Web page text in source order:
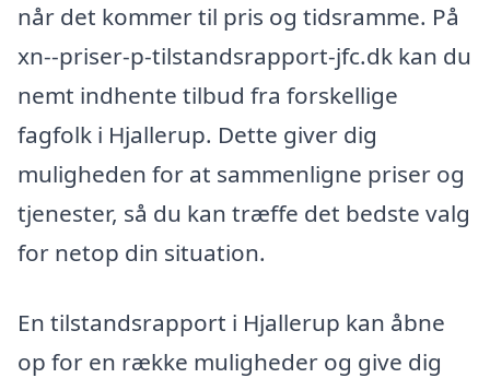
når det kommer til pris og tidsramme. På
xn--priser-p-tilstandsrapport-jfc.dk kan du
nemt indhente tilbud fra forskellige
fagfolk i Hjallerup. Dette giver dig
muligheden for at sammenligne priser og
tjenester, så du kan træffe det bedste valg
for netop din situation.
En tilstandsrapport i Hjallerup kan åbne
op for en række muligheder og give dig